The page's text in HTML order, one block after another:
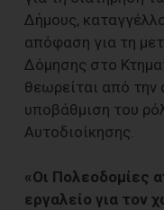
Δήμους,
απόφαση για τη
Δόμησης στο
θεωρείται από την
υποβάθμιση του
Αυτοδιοίκησης.
«Οι Πολεοδομίες
εργαλείο για τον